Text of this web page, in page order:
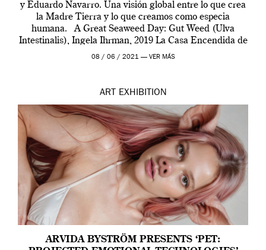
y Eduardo Navarro. Una visión global entre lo que crea
la Madre Tierra y lo que creamos como especia
humana. A Great Seaweed Day: Gut Weed (Ulva
Intestinalis), Ingela Ihrman, 2019 La Casa Encendida de
Madrid y la Wellcome […]
08 / 06 / 2021 — VER MÁS
ART EXHIBITION
ARVIDA BYSTRÖM PRESENTS ‘PET: